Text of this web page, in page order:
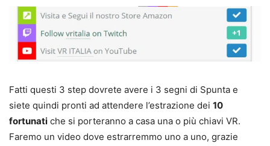
Fatti questi 3 step dovrete avere i 3 segni di Spunta e
siete quindi pronti ad attendere l’estrazione dei 10
fortunati che si porteranno a casa una o più chiavi VR.
Faremo un video dove estrarremmo uno a uno, grazie